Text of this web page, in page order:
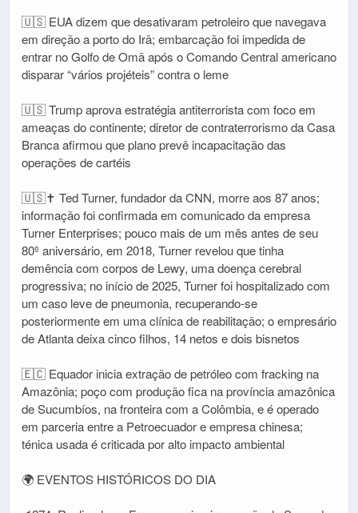
🇺🇸 EUA dizem que desativaram petroleiro que navegava
em direção a porto do Irã; embarcação foi impedida de
entrar no Golfo de Omã após o Comando Central americano
disparar “vários projéteis” contra o leme
🇺🇸 Trump aprova estratégia antiterrorista com foco em
ameaças do continente; diretor de contraterrorismo da Casa
Branca afirmou que plano prevê incapacitação das
operações de cartéis
🇺🇸✝️ Ted Turner, fundador da CNN, morre aos 87 anos;
informação foi confirmada em comunicado da empresa
Turner Enterprises; pouco mais de um mês antes de seu
80º aniversário, em 2018, Turner revelou que tinha
demência com corpos de Lewy, uma doença cerebral
progressiva; no início de 2025, Turner foi hospitalizado com
um caso leve de pneumonia, recuperando-se
posteriormente em uma clínica de reabilitação; o empresário
de Atlanta deixa cinco filhos, 14 netos e dois bisnetos
🇪🇨 Equador inicia extração de petróleo com fracking na
Amazônia; poço com produção fica na província amazônica
de Sucumbíos, na fronteira com a Colômbia, e é operado
em parceria entre a Petroecuador e empresa chinesa;
ténica usada é criticada por alto impacto ambiental
🌍 EVENTOS HISTÓRICOS DO DIA